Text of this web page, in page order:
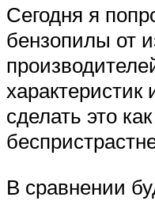
Сегодня я
бензопилы от
характеристик
сделать это
В сравнении